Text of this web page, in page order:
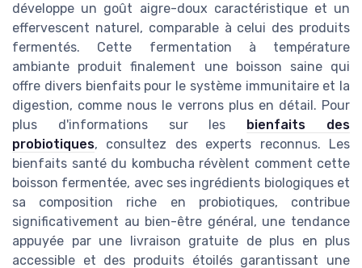
développe un goût aigre-doux caractéristique et un
effervescent naturel, comparable à celui des produits
fermentés. Cette fermentation à température
ambiante produit finalement une boisson saine qui
offre divers bienfaits pour le système immunitaire et la
digestion, comme nous le verrons plus en détail. Pour
plus d'informations sur les
bienfaits des
probiotiques, consultez des experts reconnus. Les
bienfaits santé du kombucha révèlent comment cette
boisson fermentée, avec ses ingrédients biologiques et
sa composition riche en probiotiques, contribue
significativement au bien-être général, une tendance
appuyée par une livraison gratuite de plus en plus
accessible et des produits étoilés garantissant une